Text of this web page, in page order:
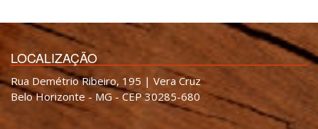
LOCALIZAÇÃO
Rua Demétrio Ribeiro, 195 | Vera Cruz
Belo Horizonte - MG - CEP 30285-680